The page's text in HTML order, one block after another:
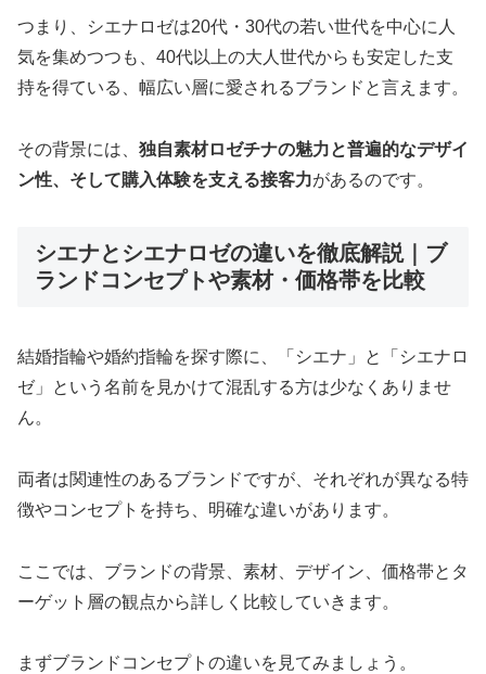
つまり、シエナロゼは20代・30代の若い世代を中心に人
気を集めつつも、40代以上の大人世代からも安定した支
持を得ている、幅広い層に愛されるブランドと言えます。
その背景には、 独自素材ロゼチナの魅力と普遍的なデザイ
ン性、そして購入体験を支える接客力があるのです。
シエナとシエナロゼの違いを徹底解説｜ブ
ランドコンセプトや素材・価格帯を比較
結婚指輪や婚約指輪を探す際に、「シエナ」と「シエナロ
ゼ」という名前を見かけて混乱する方は少なくありませ
ん。
両者は関連性のあるブランドですが、それぞれが異なる特
徴やコンセプトを持ち、明確な違いがあります。
ここでは、ブランドの背景、素材、デザイン、価格帯とタ
ーゲット層の観点から詳しく比較していきます。
まずブランドコンセプトの違いを見てみましょう。